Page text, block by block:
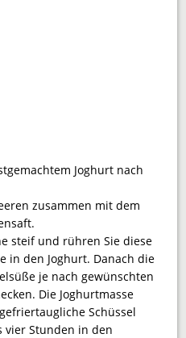
Joghurt nach
zusammen mit dem
steif und rühren Sie diese
in den Joghurt. Danach die
je nach gewünschten
Die Joghurtmasse
Schüssel
Stunden in den